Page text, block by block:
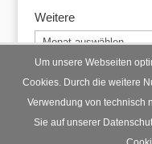
Weitere
Weitere
Startseite
Um unsere Webseiten
Cookies. Durch die weitere
Verwendung von technisch
Sie auf unserer